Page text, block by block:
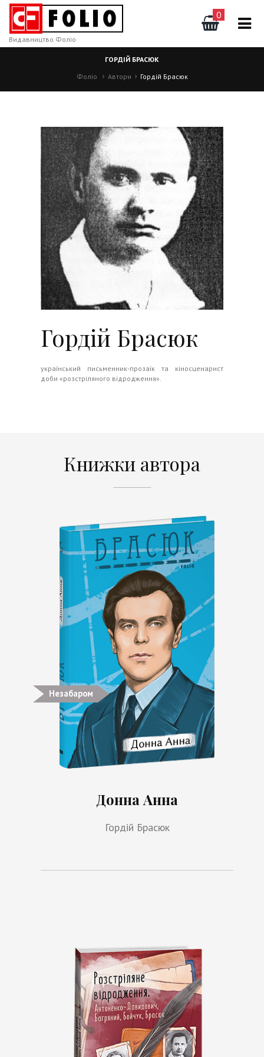
0
Видавництво Фоліо
ГОРДІЙ БРАСЮК
Фоліо
Автори Гордій Брасюк
Гордій Брасюк
український письменник-прозаїк та кіносценарист
доби «розстріляного відродження».
Книжки автора
Незабаром
Донна Анна
Гордій Брасюк